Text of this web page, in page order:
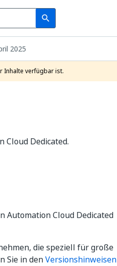
search
Search
2025
Inhalte verfügbar ist.
Dedicated.
Automation Cloud Dedicated
die speziell für große
Sie in denVersionshinweisen